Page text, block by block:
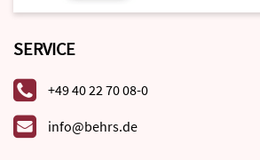
SERVICE
+49 40 22 70 08-0
info@behrs.de